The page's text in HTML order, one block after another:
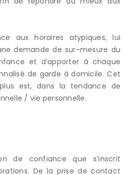
aux horaires atypiques, lui
demande de sur-mesure du
et d’apporter à chaque
de garde à domicile. Cet
est, dans la tendance de
/ vie personnelle.
de confiance que s’inscrit
De la prise de contact